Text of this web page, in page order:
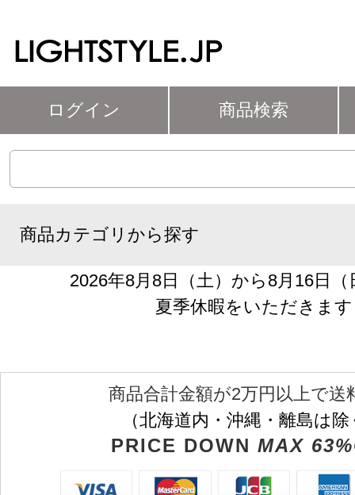
ログイン 商品検索
商品カテゴリから探す
2026年8月8日（土）から8月16日
夏季休暇をいただきます
商品合計金額が2万円以上で送
（北海道内・沖縄・離島は
PRICE DOWN MAX